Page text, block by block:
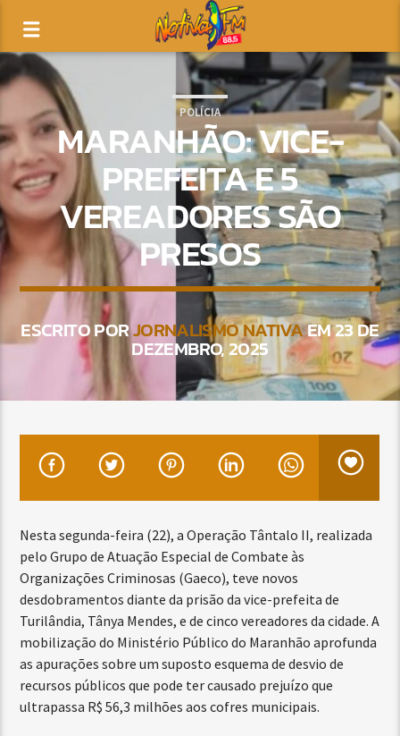
POLÍCIA
MARANHÃO: VICE-
PREFEITA E 5
VEREADORES SÃO
PRESOS
ESCRITO PORJORNALISMO NATIVAEM 23 DE
DEZEMBRO, 2025
Nesta segunda-feira (22), a Operação Tântalo II, realizada
pelo Grupo de Atuação Especial de Combate às
Organizações Criminosas (Gaeco), teve novos
desdobramentos diante da prisão da vice-prefeita de
Turilândia, Tânya Mendes, e de cinco vereadores da cidade. A
mobilização do Ministério Público do Maranhão aprofunda
as apurações sobre um suposto esquema de desvio de
recursos públicos que pode ter causado prejuízo que
ultrapassa R$ 56,3 milhões aos cofres municipais.